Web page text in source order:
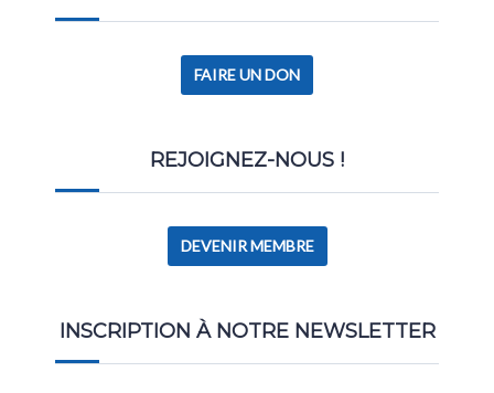
FAIRE UN DON
REJOIGNEZ-NOUS !
DEVENIR MEMBRE
INSCRIPTION À NOTRE NEWSLETTER